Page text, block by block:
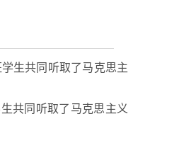
生共同听取了马克思主
生共同听取了马克思主义